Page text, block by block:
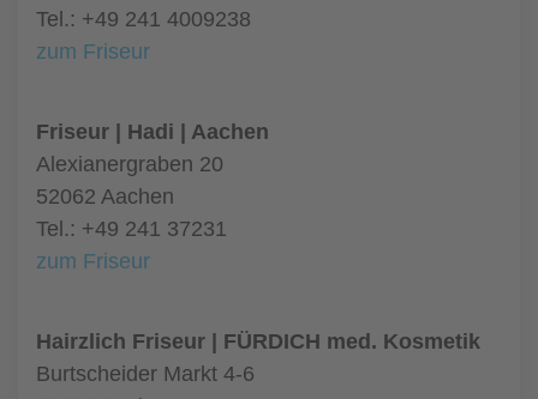
Tel.: +49 241 4009238
zum Friseur
Friseur | Hadi | Aachen
Alexianergraben 20
52062 Aachen
Tel.: +49 241 37231
zum Friseur
Hairzlich Friseur | FÜRDICH med. Kosmetik
Burtscheider Markt 4-6